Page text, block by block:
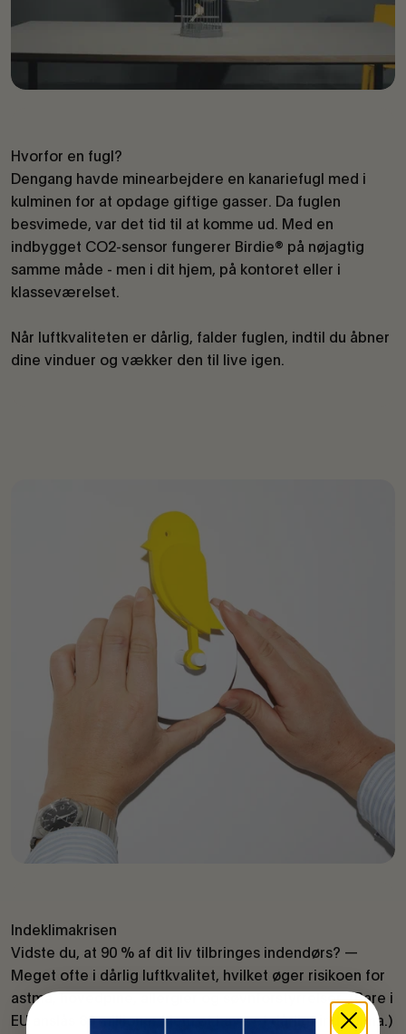
Hvorfor en fugl?
Dengang havde minearbejdere en kanariefugl med i
kulminen for at opdage giftige gasser. Da fuglen
besvimede, var det tid til at komme ud. Med en
indbygget CO2-sensor fungerer Birdie® på nøjagtig
samme måde - men i dit hjem, på kontoret eller i
klasseværelset.
Når luftkvaliteten er dårlig, falder fuglen, indtil du åbner
dine vinduer og vækker den til live igen.
Indeklimakrisen
Vidste du, at 90 % af dit liv tilbringes indendørs? —
Meget ofte i dårlig luftkvalitet, hvilket øger risikoen for
astma, hovedpine, allergier og søvnforstyrrelser. (Bare i
EU anslås 80 millioner hjem at have et dårligt indeklima.)